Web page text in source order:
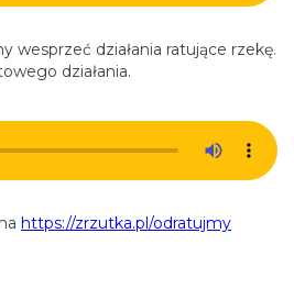
wesprzeć działania ratujące rzekę.
działania.
https://zrzutka.pl/odratujmy